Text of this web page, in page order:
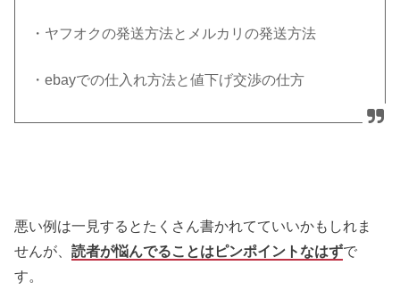
・ヤフオクの発送方法とメルカリの発送方法
・ebayでの仕入れ方法と値下げ交渉の仕方
悪い例は一見するとたくさん書かれてていいかもしれま
せんが、読者が悩んでることはピンポイントなはずで
す。